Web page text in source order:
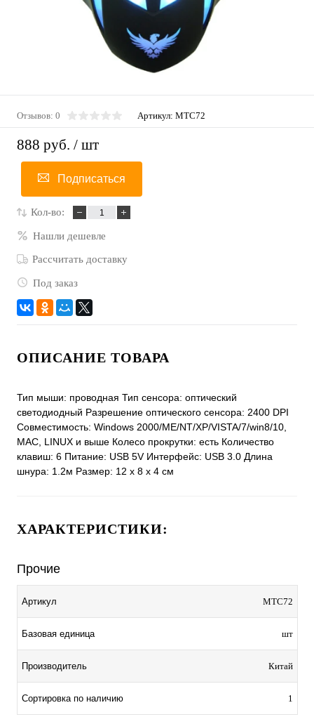
Отзывов: 0 Артикул: МТC72
888 руб. / шт
Подписаться
Кол-во:
Нашли дешевле
Рассчитать доставку
Под заказ
ОПИСАНИЕ ТОВАРА
Тип мыши: проводная Тип сенсора: оптический
светодиодный Разрешение оптического сенсора: 2400 DPI
Совместимость: Windows 2000/ME/NT/XP/VISTA/7/win8/10,
MAC, LINUX и выше Колесо прокрутки: есть Количество
клавиш: 6 Питание: USB 5V Интерфейс: USB 3.0 Длина
шнура: 1.2м Размер: 12 х 8 х 4 см
ХАРАКТЕРИСТИКИ:
Прочие
Артикул МТC72
Базовая единица шт
Производитель Китай
Сортировка по наличию 1